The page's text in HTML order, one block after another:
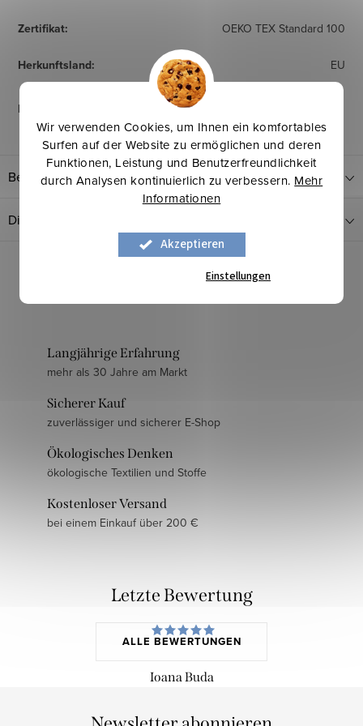
Wir verwenden Cookies, um Ihnen ein komfortables
Surfen auf der Website zu ermöglichen und deren
Funktionen, Leistung und Benutzerfreundlichkeit
durch Analysen kontinuierlich zu verbessern. Mehr
Informationen
Akzeptieren
Einstellungen
Zertifikat: OEKO TEX Standard 100
Herkunftsland: EU
Pflegehinweise
Bewertung
Diskussion
Langjährige Erfahrung
mehr als 30 Jahre am Markt
Sicherer Kauf
zuverlässiger und sicherer E-Shop
Ökologisches Denken
ökologische Textilien und Stoffe
Kostenloser Versand
bei einem Einkauf über 200 €
Letzte Bewertung
ALLE BEWERTUNGEN
Ioana Buda